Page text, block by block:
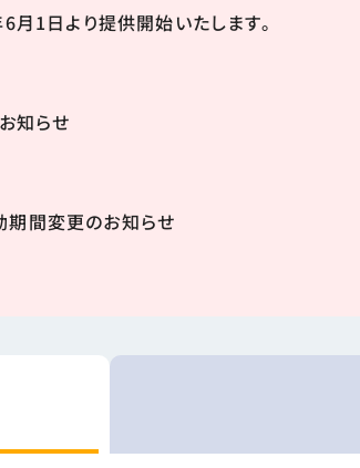
1日より提供開始いたします。
知らせ
間変更のお知らせ